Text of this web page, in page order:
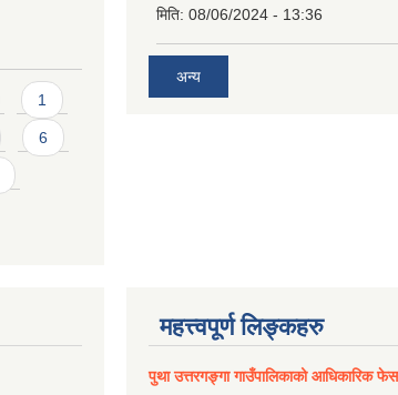
1
6
मिति: 08/06/2024 - 13:36
अन्य
महत्त्वपूर्ण लिङ्कहरु
पुथा उत्तरगङ्गा गाउँपालिकाको आधिकारिक